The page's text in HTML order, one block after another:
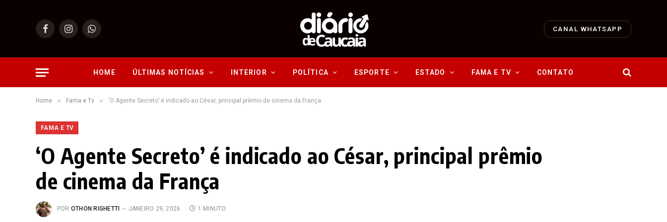
FacebookInstagramWhatsApp CANAL WHATSAPP
HOME ÚLTIMAS NOTÍCIAS INTERIOR POLÍTICA ESPORTE ESTADO FAMA E TV CONTATO
Home » Fama e Tv » ‘O Agente Secreto’ é indicado ao César, principal prêmio de cinema da França
FAMA E TV
‘O Agente Secreto’ é indicado ao César, principal prêmio
de cinema da França
POR OTHON RIGHETTI JANEIRO 29, 2026 1 MINUTO